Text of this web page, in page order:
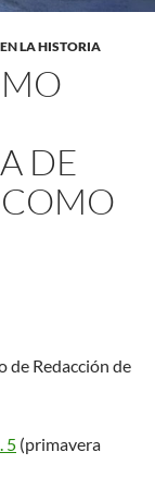
LA HISTORIA
DE
Redacción de
5 (primavera